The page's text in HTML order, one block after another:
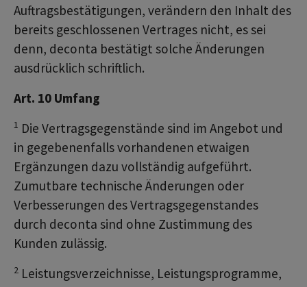
Auftragsbestätigungen, verändern den Inhalt des
bereits geschlossenen Vertrages nicht, es sei
denn, deconta bestätigt solche Änderungen
ausdrücklich schriftlich.
Art. 10 Umfang
1 Die Vertragsgegenstände sind im Angebot und
in gegebenenfalls vorhandenen etwaigen
Ergänzungen dazu vollständig aufgeführt.
Zumutbare technische Änderungen oder
Verbesserungen des Vertragsgegenstandes
durch deconta sind ohne Zustimmung des
Kunden zulässig.
2 Leistungsverzeichnisse, Leistungsprogramme,